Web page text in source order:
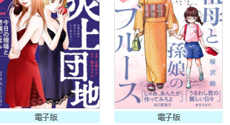
電子版 電子版